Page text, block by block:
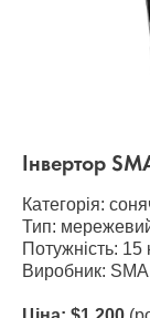
Інвертор
Категорія:
Тип:
Потужність: 15
Виробник: